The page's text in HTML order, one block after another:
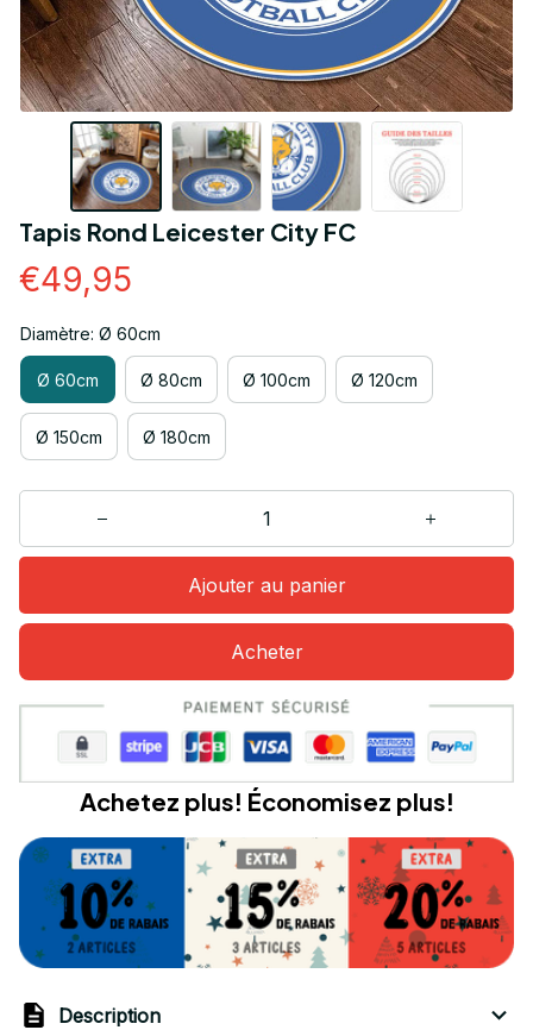
Tapis Rond Leicester City FC
€49,95
Diamètre: Ø 60cm
Ø 60cm Ø 80cm Ø 100cm Ø 120cm
Ø 150cm Ø 180cm
Ajouter au panier
Acheter
Achetez plus! Économisez plus!
Description